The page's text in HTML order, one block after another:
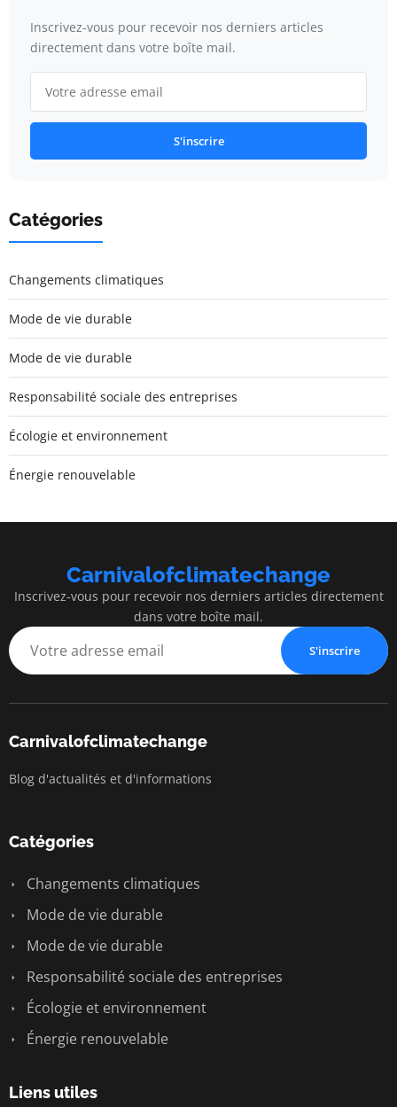
Inscrivez-vous pour recevoir nos derniers articles
directement dans votre boîte mail.
S'inscrire
Catégories
Changements climatiques
Mode de vie durable
Mode de vie durable
Responsabilité sociale des entreprises
Écologie et environnement
Énergie renouvelable
Carnivalofclimatechange
Inscrivez-vous pour recevoir nos derniers articles directement
dans votre boîte mail.
S'inscrire
Carnivalofclimatechange
Blog d'actualités et d'informations
Catégories
Changements climatiques
Mode de vie durable
Mode de vie durable
Responsabilité sociale des entreprises
Écologie et environnement
Énergie renouvelable
Liens utiles